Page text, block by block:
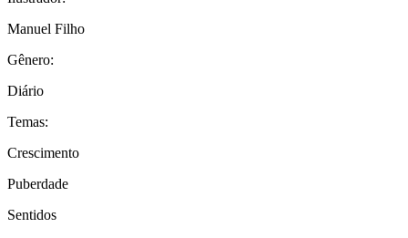
Manuel Filho
Gênero:
Diário
Temas:
Crescimento
Puberdade
Sentidos